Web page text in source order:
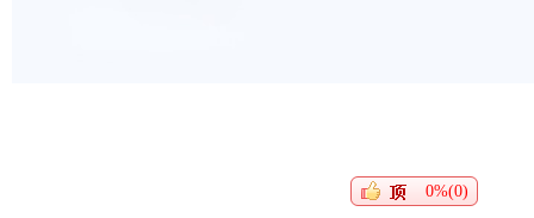
0%(0)